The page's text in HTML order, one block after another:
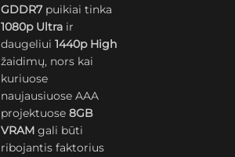
GDDR7puikiai tinka
1080p Ultra ir
daugeliui1440p High
žaidimų, nors kai
kuriuose
naujausiuose AAA
projektuose8GB
VRAM gali būti
ribojantis faktorius